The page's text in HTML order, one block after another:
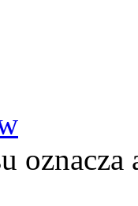
oznacza